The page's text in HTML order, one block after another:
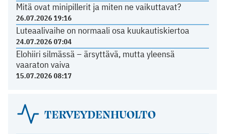
Mitä ovat minipillerit ja miten ne vaikuttavat?
26.07.2026 19:16
Luteaalivaihe on normaali osa kuukautiskiertoa
24.07.2026 07:04
Elohiiri silmässä – ärsyttävä, mutta yleensä
vaaraton vaiva
15.07.2026 08:17
TERVEYDENHUOLTO